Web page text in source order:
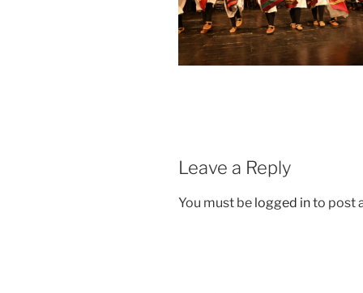
Leave a Reply
You must be logged into post